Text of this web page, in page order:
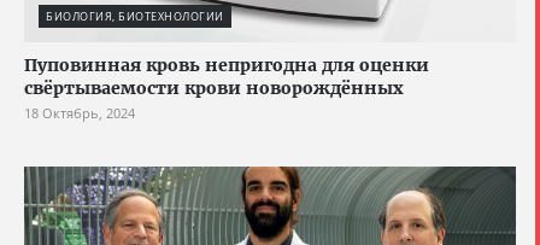
БИОЛОГИЯ, БИОТЕХНОЛОГИИ
Пуповинная кровь непригодна для оценки
свёртываемости крови новорождённых
18 Октябрь, 2024